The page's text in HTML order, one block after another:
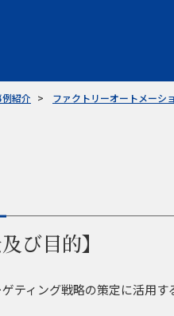
例紹介 ファクトリーオートメーシ
び目的】
ティング戦略の策定に活用す